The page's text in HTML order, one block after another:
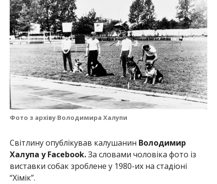
Фото з архіву Володимира Халупи
Світлину опублікував калушанин Володимир
Халупа у Facebook.За словами чоловіка фото із
виставки собак зроблене у 1980-их на стадіоні
“Хімік”.